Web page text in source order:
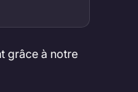
grâce à notre